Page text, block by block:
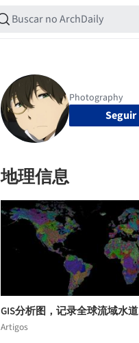
Seguir
地理信息
GIS分析图，记录全球流域水道
Artigos